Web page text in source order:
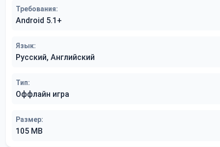
Требования:
Android 5.1+
Язык:
Русский, Английский
Тип:
Оффлайн игра
Размер:
105 MB